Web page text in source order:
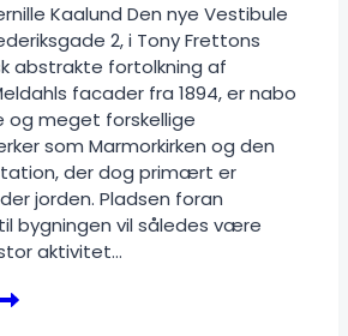
Kaalund Den nye Vestibule
2, i Tony Frettons
abstrakte fortolkning af
facader fra 1894, er nabo
og meget forskellige
som Marmorkirken og den
der dog primært er
jorden. Pladsen foran
bygningen vil således være
aktivitet…